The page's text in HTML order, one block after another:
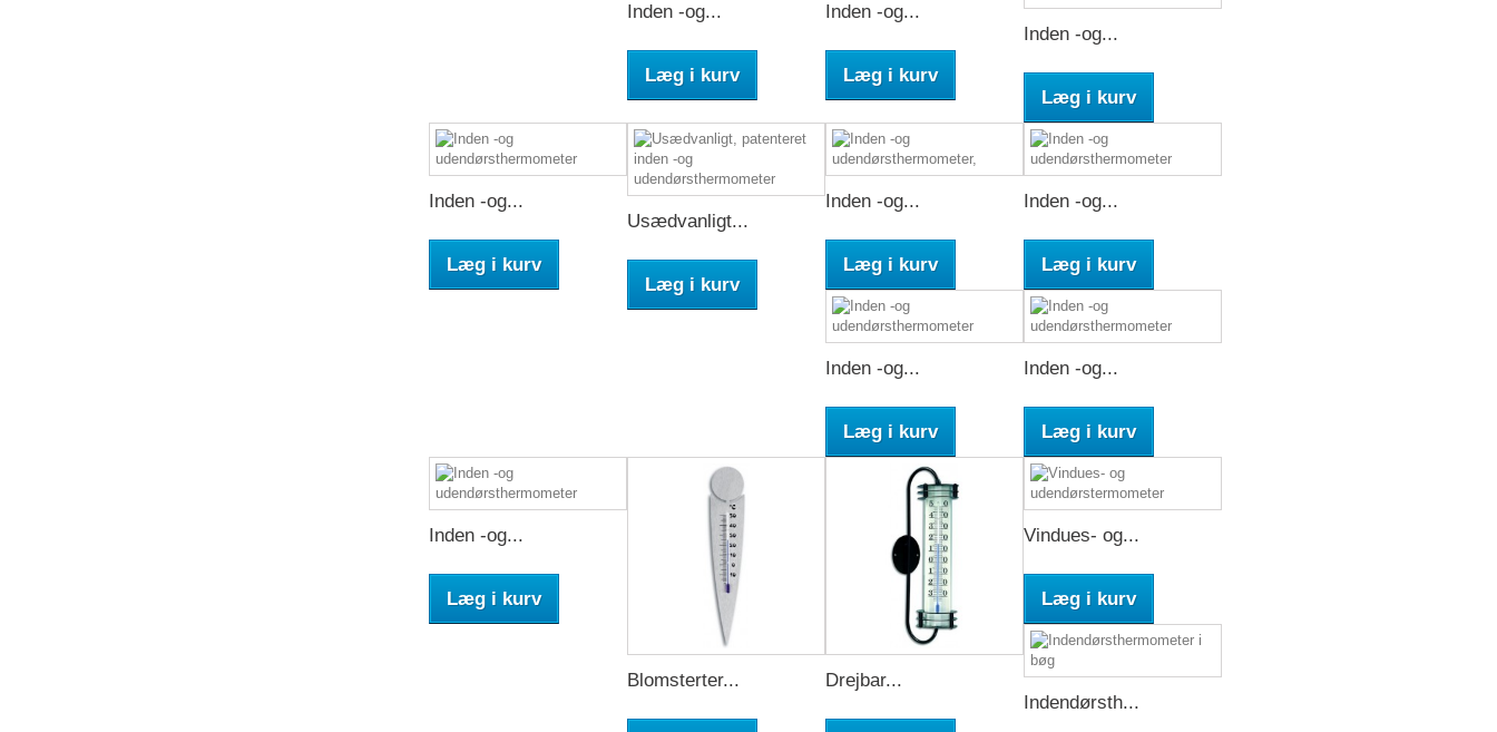
Inden -og...
Læg i kurv
Inden -og...
Læg i kurv
Inden -og...
Læg i kurv
Inden -og...
Læg i kurv
Usædvanligt...
Læg i kurv
Inden -og...
Læg i kurv
Inden -og...
Læg i kurv
Inden -og...
Læg i kurv
Inden -og...
Læg i kurv
Inden -og...
Læg i kurv
Blomsterter... Drejbar...
Vindues- og...
Læg i kurv
Indendørsth...